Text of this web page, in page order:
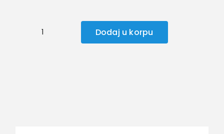
Crni
Dodaj u korpu